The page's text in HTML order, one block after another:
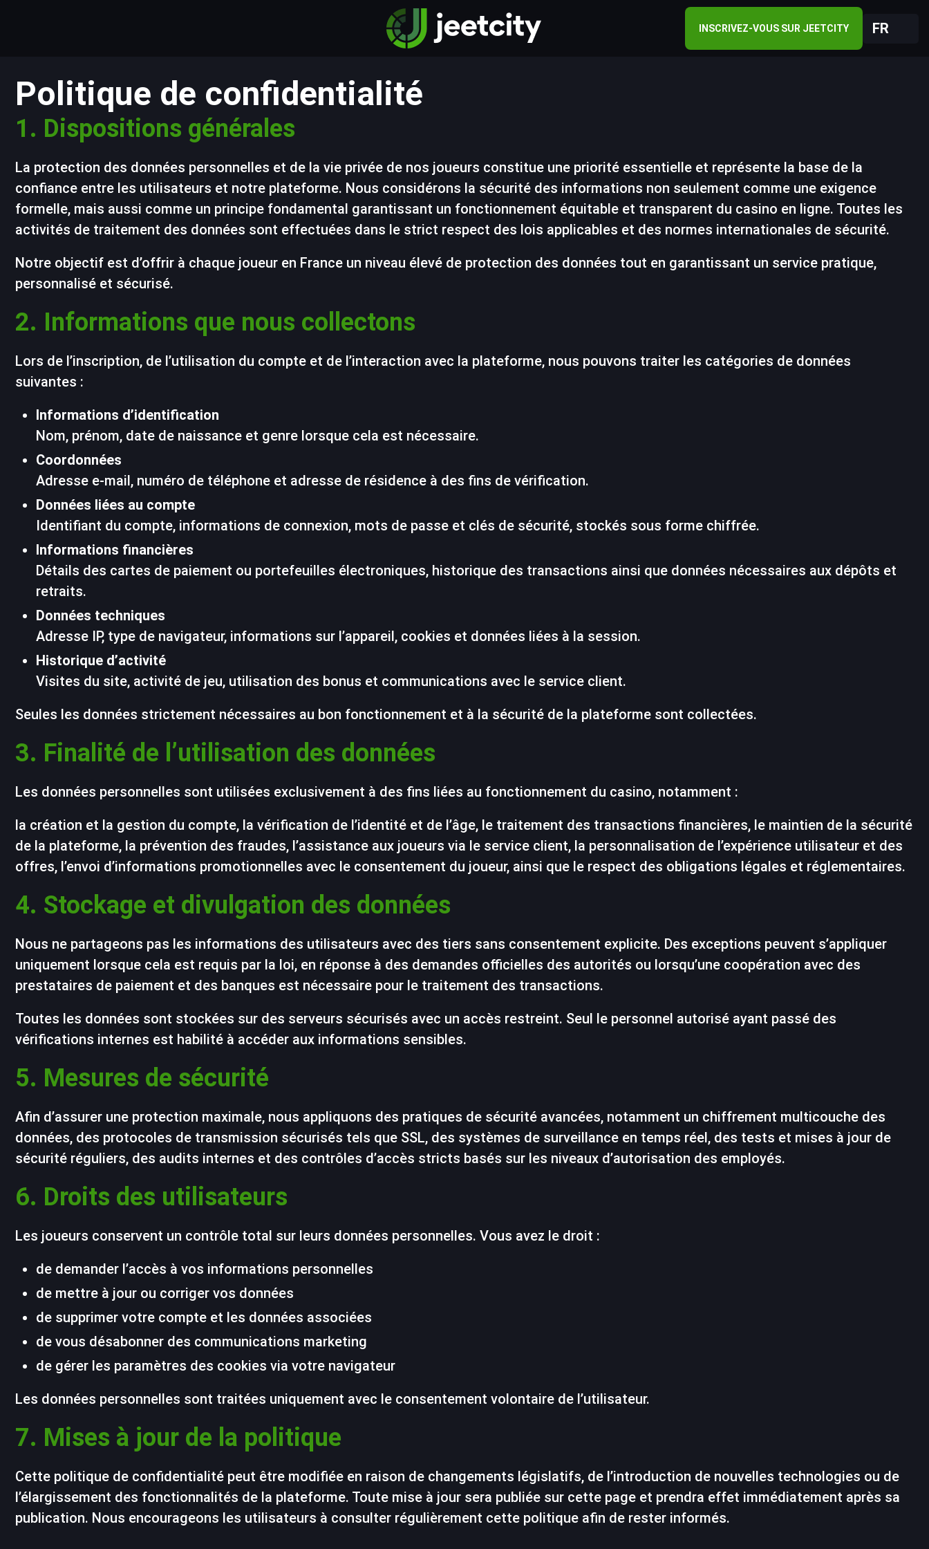
INSCRIVEZ-VOUS SUR JEETCITY FR
Politique de confidentialité
1. Dispositions générales
La protection des données personnelles et de la vie privée de nos joueurs constitue une priorité essentielle et représente la base de la
confiance entre les utilisateurs et notre plateforme. Nous considérons la sécurité des informations non seulement comme une exigence
formelle, mais aussi comme un principe fondamental garantissant un fonctionnement équitable et transparent du casino en ligne. Toutes les
activités de traitement des données sont effectuées dans le strict respect des lois applicables et des normes internationales de sécurité.
Notre objectif est d’offrir à chaque joueur en France un niveau élevé de protection des données tout en garantissant un service pratique,
personnalisé et sécurisé.
2. Informations que nous collectons
Lors de l’inscription, de l’utilisation du compte et de l’interaction avec la plateforme, nous pouvons traiter les catégories de données
suivantes :
Informations d’identification
Nom, prénom, date de naissance et genre lorsque cela est nécessaire.
Coordonnées
Adresse e-mail, numéro de téléphone et adresse de résidence à des fins de vérification.
Données liées au compte
Identifiant du compte, informations de connexion, mots de passe et clés de sécurité, stockés sous forme chiffrée.
Informations financières
Détails des cartes de paiement ou portefeuilles électroniques, historique des transactions ainsi que données nécessaires aux dépôts et
retraits.
Données techniques
Adresse IP, type de navigateur, informations sur l’appareil, cookies et données liées à la session.
Historique d’activité
Visites du site, activité de jeu, utilisation des bonus et communications avec le service client.
Seules les données strictement nécessaires au bon fonctionnement et à la sécurité de la plateforme sont collectées.
3. Finalité de l’utilisation des données
Les données personnelles sont utilisées exclusivement à des fins liées au fonctionnement du casino, notamment :
la création et la gestion du compte, la vérification de l’identité et de l’âge, le traitement des transactions financières, le maintien de la sécurité
de la plateforme, la prévention des fraudes, l’assistance aux joueurs via le service client, la personnalisation de l’expérience utilisateur et des
offres, l’envoi d’informations promotionnelles avec le consentement du joueur, ainsi que le respect des obligations légales et réglementaires.
4. Stockage et divulgation des données
Nous ne partageons pas les informations des utilisateurs avec des tiers sans consentement explicite. Des exceptions peuvent s’appliquer
uniquement lorsque cela est requis par la loi, en réponse à des demandes officielles des autorités ou lorsqu’une coopération avec des
prestataires de paiement et des banques est nécessaire pour le traitement des transactions.
Toutes les données sont stockées sur des serveurs sécurisés avec un accès restreint. Seul le personnel autorisé ayant passé des
vérifications internes est habilité à accéder aux informations sensibles.
5. Mesures de sécurité
Afin d’assurer une protection maximale, nous appliquons des pratiques de sécurité avancées, notamment un chiffrement multicouche des
données, des protocoles de transmission sécurisés tels que SSL, des systèmes de surveillance en temps réel, des tests et mises à jour de
sécurité réguliers, des audits internes et des contrôles d’accès stricts basés sur les niveaux d’autorisation des employés.
6. Droits des utilisateurs
Les joueurs conservent un contrôle total sur leurs données personnelles. Vous avez le droit :
de demander l’accès à vos informations personnelles
de mettre à jour ou corriger vos données
de supprimer votre compte et les données associées
de vous désabonner des communications marketing
de gérer les paramètres des cookies via votre navigateur
Les données personnelles sont traitées uniquement avec le consentement volontaire de l’utilisateur.
7. Mises à jour de la politique
Cette politique de confidentialité peut être modifiée en raison de changements législatifs, de l’introduction de nouvelles technologies ou de
l’élargissement des fonctionnalités de la plateforme. Toute mise à jour sera publiée sur cette page et prendra effet immédiatement après sa
publication. Nous encourageons les utilisateurs à consulter régulièrement cette politique afin de rester informés.